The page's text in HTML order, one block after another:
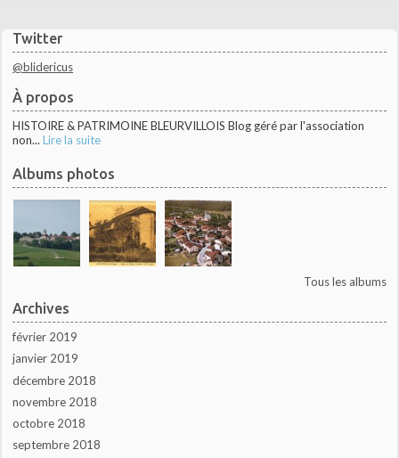
Twitter
@blidericus
À propos
HISTOIRE & PATRIMOINE BLEURVILLOIS Blog géré par l'association
non... Lire la suite
Albums photos
Tous les albums
Archives
février 2019
janvier 2019
décembre 2018
novembre 2018
octobre 2018
septembre 2018